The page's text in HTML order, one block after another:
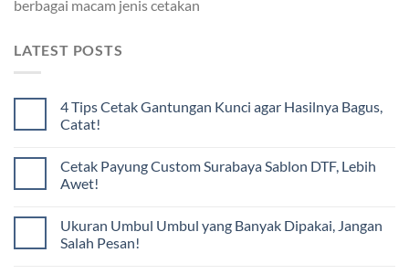
berbagai macam jenis cetakan
LATEST POSTS
4 Tips Cetak Gantungan Kunci agar Hasilnya Bagus,
Catat!
Cetak Payung Custom Surabaya Sablon DTF, Lebih
Awet!
Ukuran Umbul Umbul yang Banyak Dipakai, Jangan
Salah Pesan!